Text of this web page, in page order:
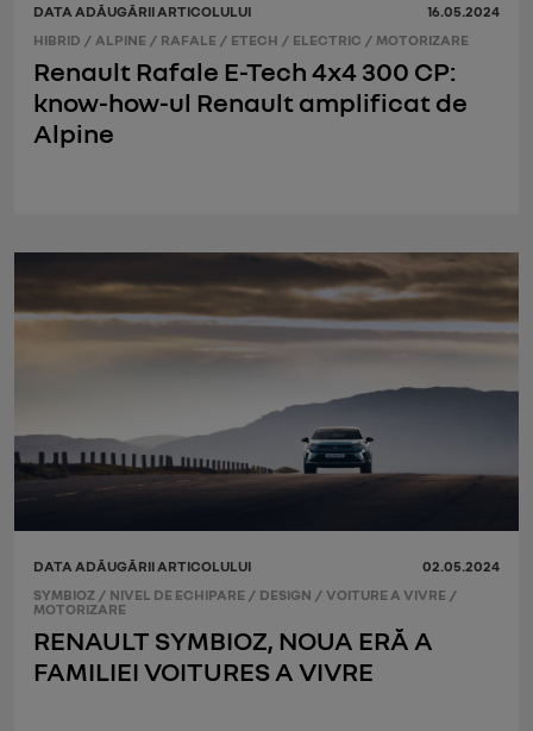
DATA ADĂUGĂRII ARTICOLULUI
16.05.2024
HIBRID / ALPINE / RAFALE / ETECH / ELECTRIC / MOTORIZARE
Renault Rafale E-Tech 4x4 300 CP:
know-how-ul Renault amplificat de
Alpine
DATA ADĂUGĂRII ARTICOLULUI
02.05.2024
SYMBIOZ / NIVEL DE ECHIPARE / DESIGN / VOITURE A VIVRE /
MOTORIZARE
RENAULT SYMBIOZ, NOUA ERĂ A
FAMILIEI VOITURES A VIVRE